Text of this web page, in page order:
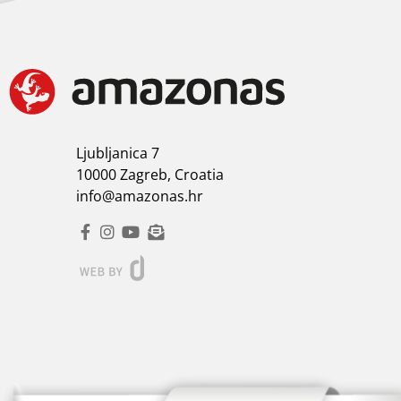
Ljubljanica 7
10000 Zagreb, Croatia
info@amazonas.hr